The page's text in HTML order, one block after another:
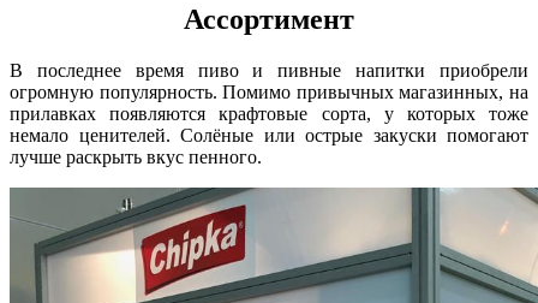
Ассортимент
В последнее время пиво и пивные напитки приобрели
огромную популярность. Помимо привычных магазинных, на
прилавках появляются крафтовые сорта, у которых тоже
немало ценителей. Солёные или острые закуски помогают
лучше раскрыть вкус пенного.